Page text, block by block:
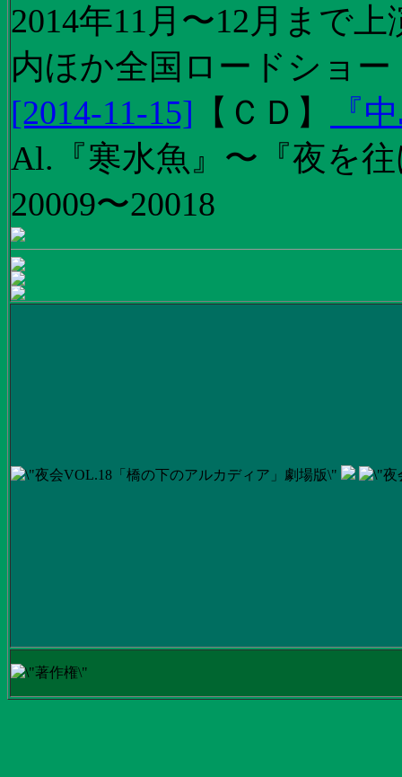
2014年11月〜12月まで
内ほか全国ロードショー
[2014-11-15] 【 ＣＤ 】
『
Al.『寒水魚』〜『夜を
20009〜20018